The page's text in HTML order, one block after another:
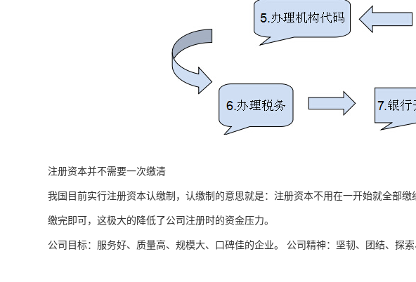
注册资本并不需要一次缴清
我国目前实行注册资本认缴制，认缴制的意思就是：注册资本不用在一开始就全部
缴完即可，这极大的降低了公司注册时的资金压力。
公司目标：服务好、质量高、规模大、口碑佳的企业。 公司精神：坚韧、团结、探